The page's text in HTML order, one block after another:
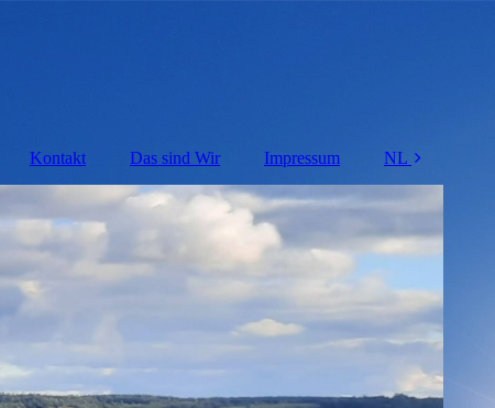
Kontakt Das sind Wir Impressum NL